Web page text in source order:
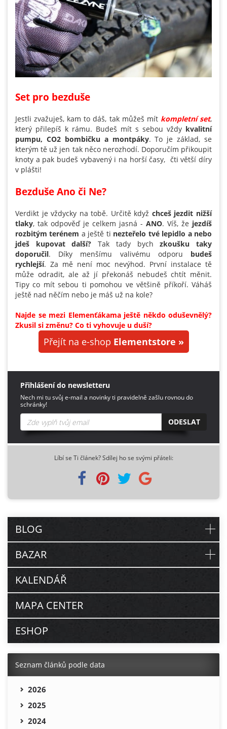
Set pro bezduše
Jestli zvažuješ, kam to dáš, tak můžeš mít kompletní set,
který přilepíš k rámu. Budeš mít s sebou vždy kvalitní
pumpu, CO2 bombičku a montpáky. To je základ, se
kterým tě už jen tak něco nerozhodí. Doporučím přikoupit
knoty a pak budeš vybavený i na horší časy, čti větší díry
v plášti!
Bezduše Ano či Ne?
Verdikt je vždycky na tobě. Určitě když chceš jezdit nižší
tlaky, tak odpověď je celkem jasná - ANO. Víš, že jezdíš
rozbitým terénem a ještě ti nezteřelo tvé lepidlo a nebo
jdeš kupovat další? Tak tady bychzkoušku taky
doporučil. Díky menšímu valivému odporu budeš
rychlejší. Za mě není moc nevýhod. První instalace tě
může odradit, ale až jí překonáš nebudeš chtít měnit.
Tipy co mít sebou ti pomohou ve většině příkoří. Váháš
ještě nad něčím nebo je máš už na kole?
Najde se mezi Elemenťákama ještě někdo oduševnělý?
Zkusil si změnu? Co ti vyhovuje u duší?
Přejít na e-shop Elementstore »
Přihlášení do newsletteru
Nech mi tu svůj e-mail a novinky ti pravidelně zašlu rovnou do
schránky!
ODESLAT
Líbí se Ti článek? Sdílej ho se svými přáteli:
BLOG
BAZAR
KALENDÁŘ
MAPA CENTER
ESHOP
Seznam článků podle data
2026
2025
2024